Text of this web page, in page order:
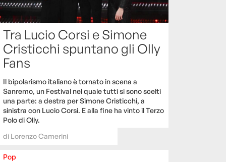
Tra Lucio Corsi e Simone
Cristicchi spuntano gli Olly
Fans
Il bipolarismo italiano è tornato in scena a
Sanremo, un Festival nel quale tutti si sono scelti
una parte: a destra per Simone Cristicchi, a
sinistra con Lucio Corsi. E alla fine ha vinto il Terzo
Polo di Olly.
di Lorenzo Camerini
Pop